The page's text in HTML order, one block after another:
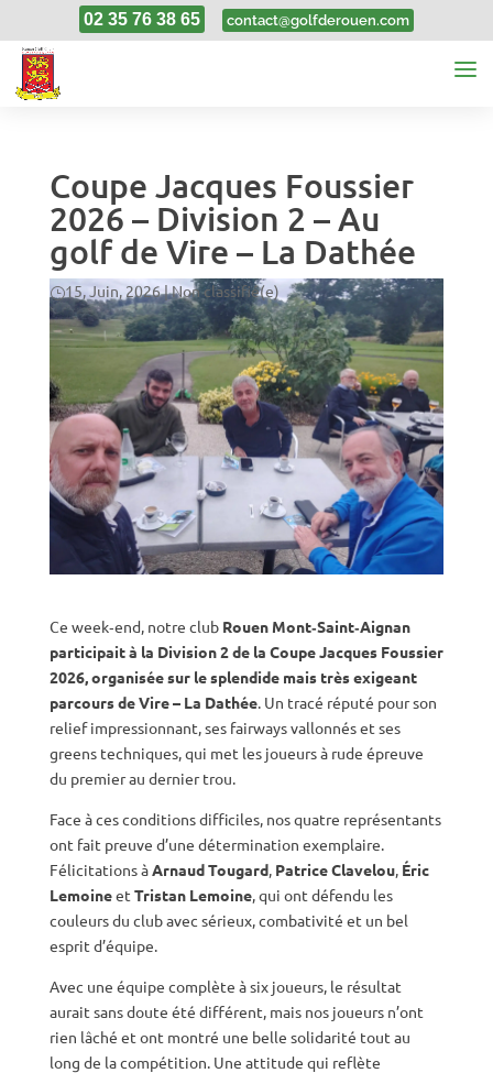
02 35 76 38 65 contact@golfderouen.com
Coupe Jacques Foussier
2026 – Division 2 – Au
golf de Vire – La Dathée
15, Juin, 2026|Non classifié(e)
Ce week‑end, notre club Rouen Mont‑Saint‑Aignan
participait à la Division 2 de la Coupe Jacques Foussier
2026, organisée sur le splendide mais très exigeant
parcours de Vire – La Dathée. Un tracé réputé pour son
relief impressionnant, ses fairways vallonnés et ses
greens techniques, qui met les joueurs à rude épreuve
du premier au dernier trou.
Face à ces conditions difficiles, nos quatre représentants
ont fait preuve d’une détermination exemplaire.
Félicitations àArnaud Tougard, Patrice Clavelou, Éric
Lemoineet Tristan Lemoine, qui ont défendu les
couleurs du club avec sérieux, combativité et un bel
esprit d’équipe.
Avec une équipe complète à six joueurs, le résultat
aurait sans doute été différent, mais nos joueurs n’ont
rien lâché et ont montré une belle solidarité tout au
long de la compétition. Une attitude qui reflète